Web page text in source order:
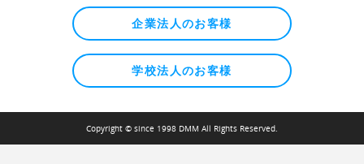
企業法人のお客様
学校法人のお客様
Copyright © since 1998 DMM All Rights Reserved.